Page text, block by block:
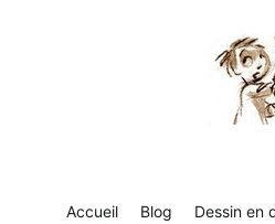
Accueil Blog Dessin en